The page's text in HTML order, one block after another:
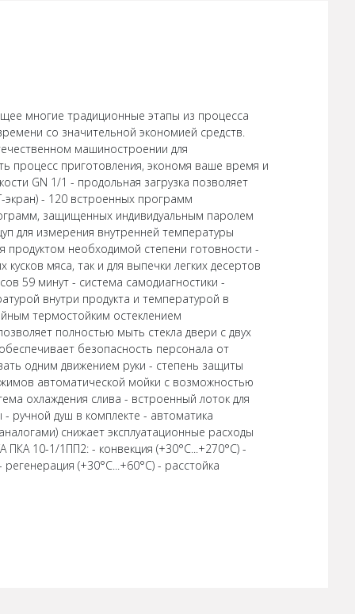
многие традиционные этапы из процесса
со значительной экономией средств.
машиностроении для
процесс приготовления, экономя ваше время и
GN 1/1 - продольная загрузка позволяет
экран) - 120 встроенных программ
защищенных индивидуальным паролем
для измерения внутренней температуры
продуктом необходимой степени готовности -
мяса, так и для выпечки легких десертов
59 минут - система самодиагностики -
внутри продукта и температурой в
термостойким остеклением
полностью мыть стекла двери с двух
безопасность персонала от
одним движением руки - степень защиты
автоматической мойки с возможностью
охлаждения слива - встроенный лоток для
ручной душ в комплекте - автоматика
снижает эксплуатационные расходы
10-1/1ПП2: - конвекция (+30°С...+270°С) -
(+30°С...+60°С) - расстойка